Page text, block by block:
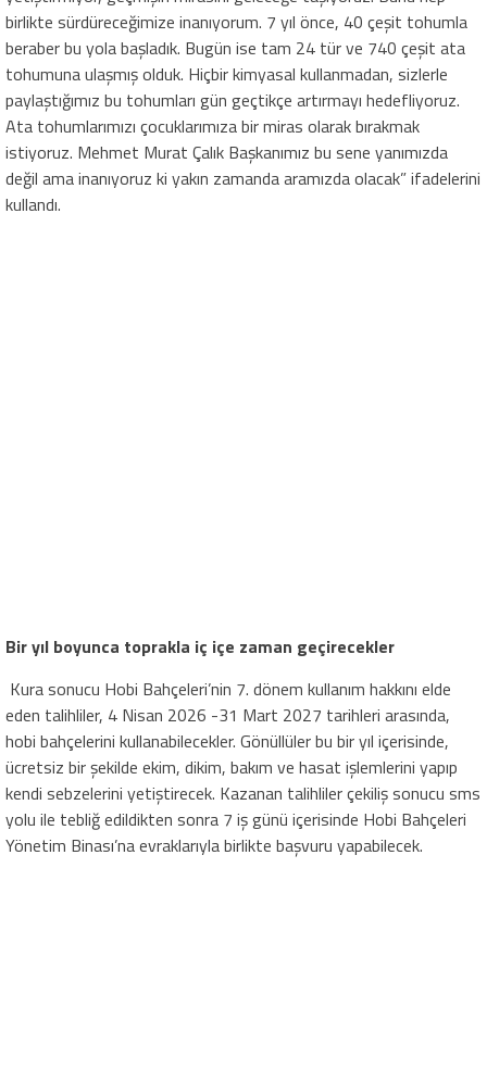
birlikte sürdüreceğimize inanıyorum. 7 yıl önce, 40 çeşit tohumla
beraber bu yola başladık. Bugün ise tam 24 tür ve 740 çeşit ata
tohumuna ulaşmış olduk. Hiçbir kimyasal kullanmadan, sizlerle
paylaştığımız bu tohumları gün geçtikçe artırmayı hedefliyoruz.
Ata tohumlarımızı çocuklarımıza bir miras olarak bırakmak
istiyoruz. Mehmet Murat Çalık Başkanımız bu sene yanımızda
değil ama inanıyoruz ki yakın zamanda aramızda olacak” ifadelerini
kullandı.
Bir yıl boyunca toprakla iç içe zaman geçirecekler
Kura sonucu Hobi Bahçeleri’nin 7. dönem kullanım hakkını elde
eden talihliler, 4 Nisan 2026 -31 Mart 2027 tarihleri arasında,
hobi bahçelerini kullanabilecekler. Gönüllüler bu bir yıl içerisinde,
ücretsiz bir şekilde ekim, dikim, bakım ve hasat işlemlerini yapıp
kendi sebzelerini yetiştirecek. Kazanan talihliler çekiliş sonucu sms
yolu ile tebliğ edildikten sonra 7 iş günü içerisinde Hobi Bahçeleri
Yönetim Binası’na evraklarıyla birlikte başvuru yapabilecek.